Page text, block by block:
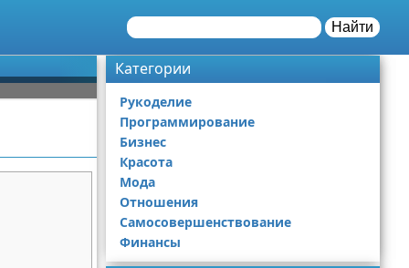
Найти
Категории
Рукоделие
Программирование
Бизнес
Красота
Мода
Отношения
Самосовершенствование
Финансы